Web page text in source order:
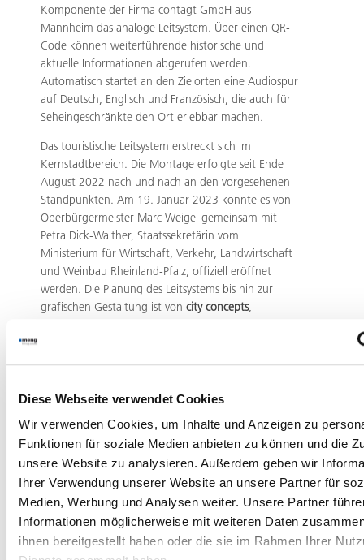
Diese Webseite verwendet Cookies
Wir verwenden Cookies, um Inhalte und Anzeigen zu
Funktionen für soziale Medien anbieten zu können und die
unsere Website zu analysieren. Außerdem geben wir
Ihrer Verwendung unserer Website an unsere Partner für
Medien, Werbung und Analysen weiter. Unsere Partner
Informationen möglicherweise mit weiteren Daten
ihnen bereitgestellt haben oder die sie im Rahmen Ihrer
Komponente der Firma contagt GmbH aus
Mannheim das analoge Leitsystem. Über einen QR-
Code können weiterführende historische und
aktuelle Informationen abgerufen werden.
Automatisch startet an den Zielorten eine Audiospur
auf Deutsch, Englisch und Französisch, die auch für
Seheingeschränkte den Ort erlebbar machen.
Das touristische Leitsystem erstreckt sich im
Kernstadtbereich. Die Montage erfolgte seit Ende
August 2022 nach und nach an den vorgesehenen
Standpunkten. Am 19. Januar 2023 konnte es von
Oberbürgermeister Marc Weigel gemeinsam mit
Petra Dick-Walther, Staatssekretärin vom
Ministerium für Wirtschaft, Verkehr, Landwirtschaft
und Weinbau Rheinland-Pfalz, offiziell eröffnet
werden. Die Planung des Leitsystems bis hin zur
grafischen Gestaltung ist von city concepts,
individuelle Oberfläche entsteht durch eine gewollte
einen Vandalismusschutz, indem Aufkleber schlecht
kleben und Beschriftungen abgeschliffen werden
können. Die darauf angebrachten
Informationstafeln sind einheitlich gegliedert und
optisch leicht erfassbar. Der im Stadtbild
vorherrschende Sandstein spiegelt sich in der
Gestaltung wider. Neben den Stelen mit Cortenstahl
gibt es Wandtafeln, Sternwegweiser und